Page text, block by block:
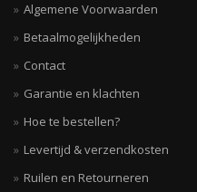
Algemene Voorwaarden
Betaalmogelijkheden
Contact
Garantie en klachten
Hoe te bestellen?
Levertijd & verzendkosten
Ruilen en Retourneren